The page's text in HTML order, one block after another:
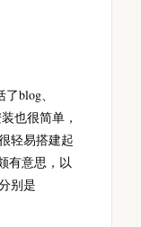
blog、
也很简单，
轻易搭建起
有意思，以
别是